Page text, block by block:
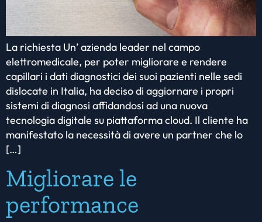
La richiesta Un’ azienda leader nel campo
elettromedicale, per poter migliorare e rendere
capillari i dati diagnostici dei suoi pazienti nelle sedi
dislocate in Italia, ha deciso di aggiornare i propri
sistemi di diagnosi affidandosi ad una nuova
tecnologia digitale su piattaforma cloud. Il cliente ha
manifestato la necessità di avere un partner che lo
[…]
Migliorare le
performance